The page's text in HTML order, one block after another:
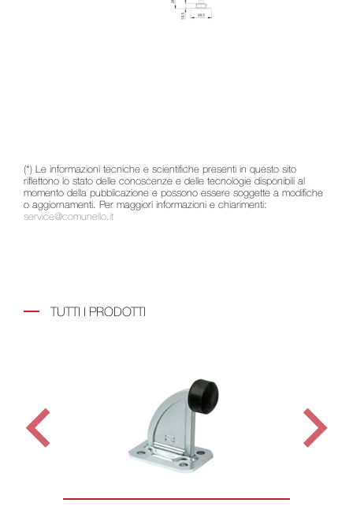
(*) Le informazioni tecniche e scientifiche presenti in questo sito
riflettono lo stato delle conoscenze e delle tecnologie disponibili al
momento della pubblicazione e possono essere soggette a modifiche
o aggiornamenti. Per maggiori informazioni e chiarimenti:
service@comunello.it
TUTTI I PRODOTTI